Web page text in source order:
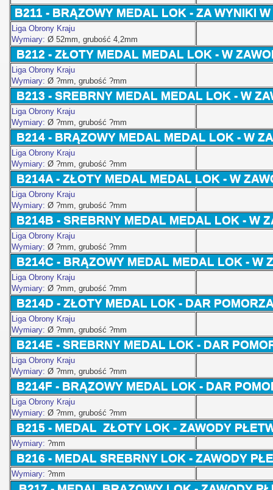
B211 - BRĄZOWY MEDAL LOK - ZA WYNIKI
Liga Obrony Kraju
Wymiary: Ø 52mm, grubość 4,2mm
B212 - ZŁOTY MEDAL MEDAL LOK - W
Liga Obrony Kraju
Wymiary: Ø ?mm, grubość ?mm
B213 - SREBRNY MEDAL MEDAL LOK - W
Liga Obrony Kraju
Wymiary: Ø ?mm, grubość ?mm
B214 - BRĄZOWY MEDAL MEDAL LOK - W
Liga Obrony Kraju
Wymiary: Ø ?mm, grubość ?mm
B214A - ZŁOTY MEDAL MEDAL LOK - W
Liga Obrony Kraju
Wymiary: Ø ?mm, grubość ?mm
B214B - SREBRNY MEDAL MEDAL LOK - W
Liga Obrony Kraju
Wymiary: Ø ?mm, grubość ?mm
B214C - BRĄZOWY MEDAL MEDAL LOK - W
Liga Obrony Kraju
Wymiary: Ø ?mm, grubość ?mm
B214D - ZŁOTY MEDAL LOK - DAR
Liga Obrony Kraju
Wymiary: Ø ?mm, grubość ?mm
B214E - SREBRNY MEDAL LOK - DAR
Liga Obrony Kraju
Wymiary: Ø ?mm, grubość ?mm
B214F - BRĄZOWY MEDAL LOK - DAR
Liga Obrony Kraju
Wymiary: Ø ?mm, grubość ?mm
B215 - MEDAL ZŁOTY LOK - ZAWODY
Wymiary: ?mm
B216 - MEDAL SREBRNY LOK - ZAWODY
Wymiary: ?mm